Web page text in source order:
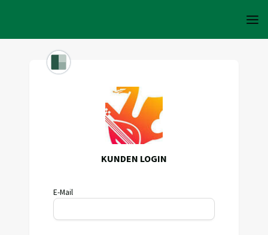
KUNDEN LOGIN
E-Mail